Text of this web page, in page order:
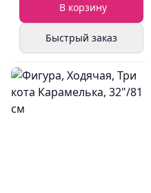
В корзину
Быстрый заказ